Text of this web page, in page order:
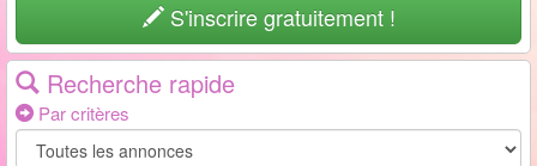
S'inscrire gratuitement !
Recherche rapide
Par critères